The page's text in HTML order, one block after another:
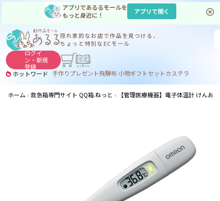
アプリであるるモールを
もっと身近に！
アプリで開く
隠れ家的なお店で作品を見つける、
ちょっと特別なECモール
ログイ
ン・新規
登録
ホットワード 手作りプレゼント飛騨布 小物ギフトセットカステラ
サヌカイト コーヒー
ジンギスカン
ホーム
救急箱専門サイト QQ箱.ねっと 【管理医療機器】電子体温計 けんお